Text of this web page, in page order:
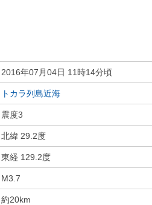
2016年07月04日 11時14分頃
トカラ列島近海
震度3
北緯 29.2度
東経 129.2度
M3.7
約20km